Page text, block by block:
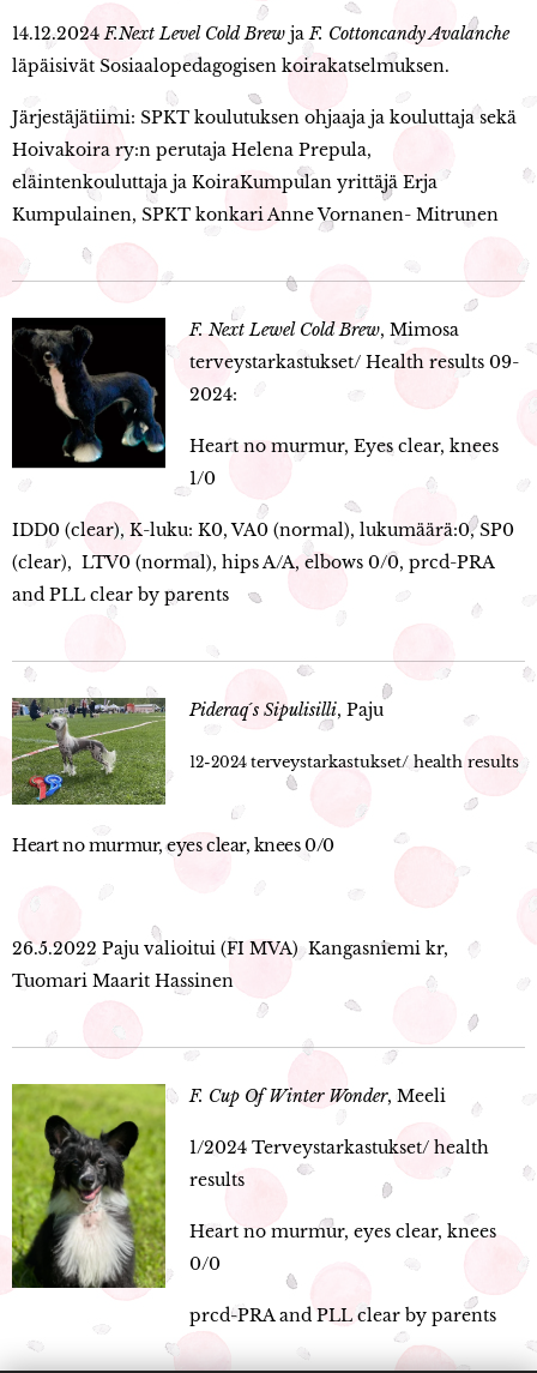
14.12.2024F.Next Level Cold Brew jaF. Cottoncandy Avalanche
läpäisivät Sosiaalopedagogisen koirakatselmuksen.
Järjestäjätiimi: SPKT koulutuksen ohjaaja ja kouluttaja sekä
Hoivakoira ry:n perutaja Helena Prepula,
eläintenkouluttaja ja KoiraKumpulan yrittäjä Erja
Kumpulainen, SPKT konkari Anne Vornanen- Mitrunen
F. Next Lewel Cold Brew, Mimosa
terveystarkastukset/ Health results 09-
2024:
Heart no murmur, Eyes clear, knees
1/0
IDD0 (clear), K-luku: K0, VA0 (normal), lukumäärä:0, SP0
(clear), LTV0 (normal), hips A/A, elbows 0/0, prcd-PRA
and PLL clear by parents
Pideraq´s Sipulisilli, Paju
12-2024 terveystarkastukset/ health results
Heart no murmur, eyes clear, knees 0/0
26.5.2022 Paju valioitui (FI MVA) Kangasniemi kr,
Tuomari Maarit Hassinen
F. Cup Of Winter Wonder, Meeli
1/2024 Terveystarkastukset/ health
results
Heart no murmur, eyes clear, knees
0/0
prcd-PRA and PLL clear by parents